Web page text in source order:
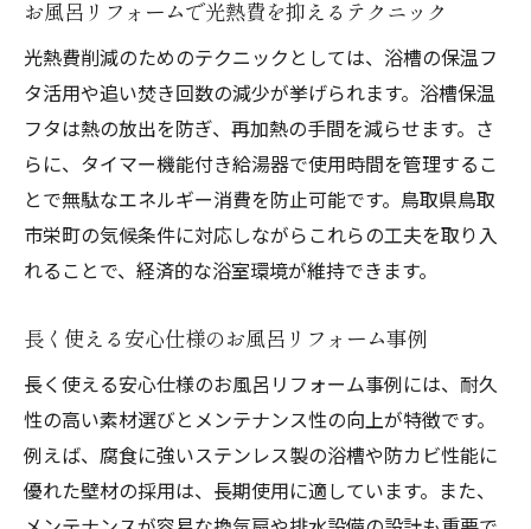
お風呂リフォームで光熱費を抑えるテクニック
光熱費削減のためのテクニックとしては、浴槽の保温フ
タ活用や追い焚き回数の減少が挙げられます。浴槽保温
フタは熱の放出を防ぎ、再加熱の手間を減らせます。さ
らに、タイマー機能付き給湯器で使用時間を管理するこ
とで無駄なエネルギー消費を防止可能です。鳥取県鳥取
市栄町の気候条件に対応しながらこれらの工夫を取り入
れることで、経済的な浴室環境が維持できます。
長く使える安心仕様のお風呂リフォーム事例
長く使える安心仕様のお風呂リフォーム事例には、耐久
性の高い素材選びとメンテナンス性の向上が特徴です。
例えば、腐食に強いステンレス製の浴槽や防カビ性能に
優れた壁材の採用は、長期使用に適しています。また、